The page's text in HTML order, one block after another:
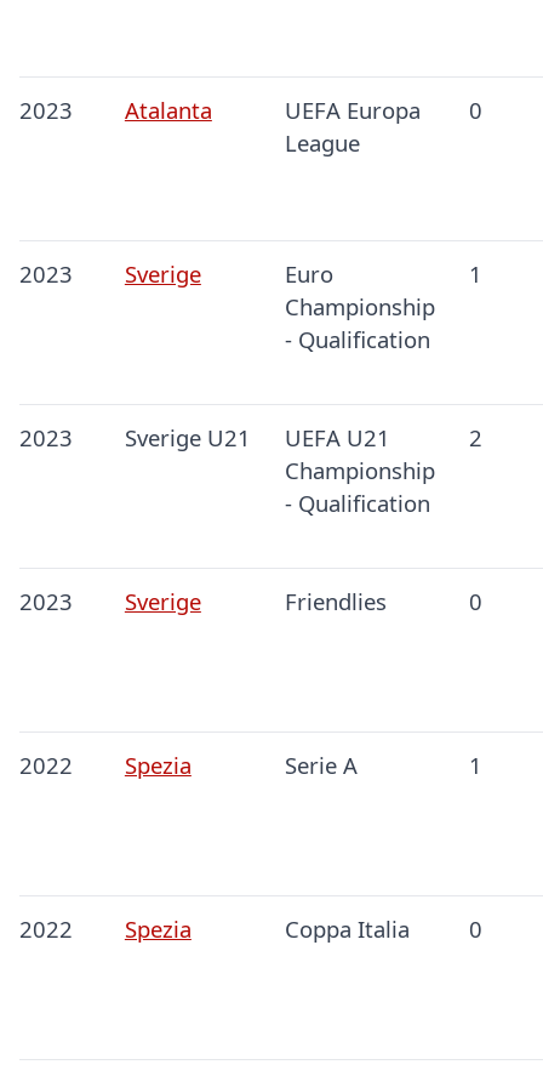
2023 Atalanta
UEFA Europa
League
0
2023 Sverige
Euro
Championship
- Qualification
1
2023 Sverige U21
UEFA U21
Championship
- Qualification
2
2023 Sverige Friendlies 0
2022 Spezia Serie A 1
2022 Spezia Coppa Italia 0